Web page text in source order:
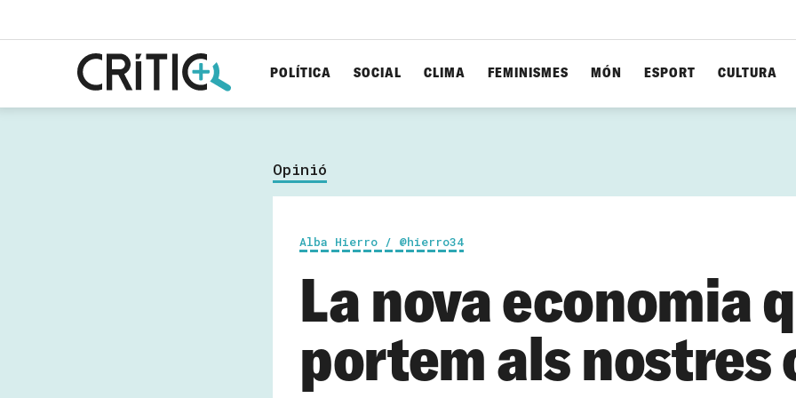
POLÍTICA SOCIAL CLIMA FEMINISMES MÓN ESPORT CULTURA
Opinió
Alba Hierro / @hierro34
La nova economia
portem als nostres